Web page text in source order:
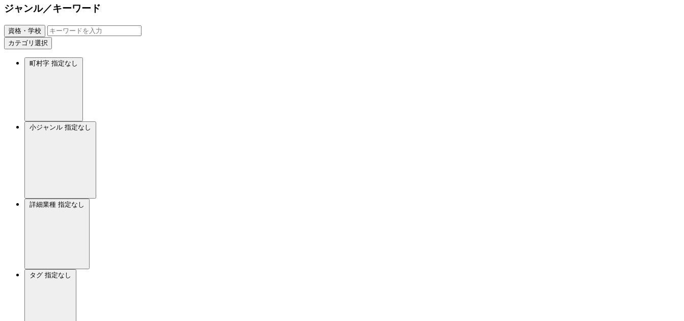
ジャンル／キーワード
資格・学校
カテゴリ選択
町村字 指定なし
小ジャンル 指定なし
詳細業種 指定なし
タグ 指定なし